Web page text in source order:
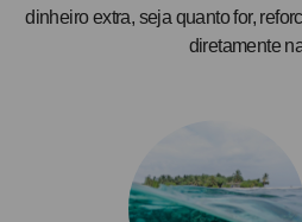
dinheiro extra, seja quanto for,
diretamente